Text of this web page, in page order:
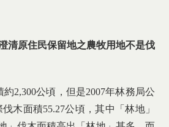
清原住民保留地之農牧用地不是伐
2,300公頃，但是2007年林務局公
木面積55.27公頃，其中「林地」